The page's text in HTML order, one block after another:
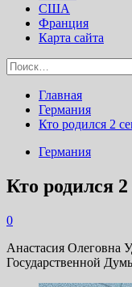
США
Франция
Карта сайта
Найти:
Главная
Германия
Кто родился 2
Германия
Кто родился
0
Анастасия Олеговна
Государственной